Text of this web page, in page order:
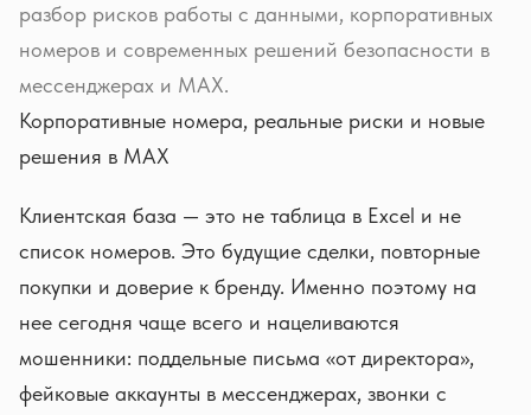
разбор рисков работы с данными, корпоративных
номеров и современных решений безопасности в
мессенджерах и MAX.
Корпоративные номера, реальные риски и новые
решения в MAX
Клиентская база — это не таблица в Excel и не
список номеров. Это будущие сделки, повторные
покупки и доверие к бренду. Именно поэтому на
нее сегодня чаще всего и нацеливаются
мошенники: поддельные письма «от директора»,
фейковые аккаунты в мессенджерах, звонки с